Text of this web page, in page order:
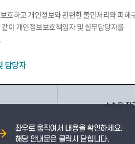
호하고 개인정보와 관련한 불만처리와 피해
이 개인정보보호책임자 및 실무담당자를
담당자
소속 및 직
책임자